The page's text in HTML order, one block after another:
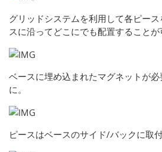
グリッドシステムを利用して各ピー
スに沿ってどこにでも配置することが
ベースに埋め込まれたマグネットが
に。
ピースはベースのサイド/バックに取付